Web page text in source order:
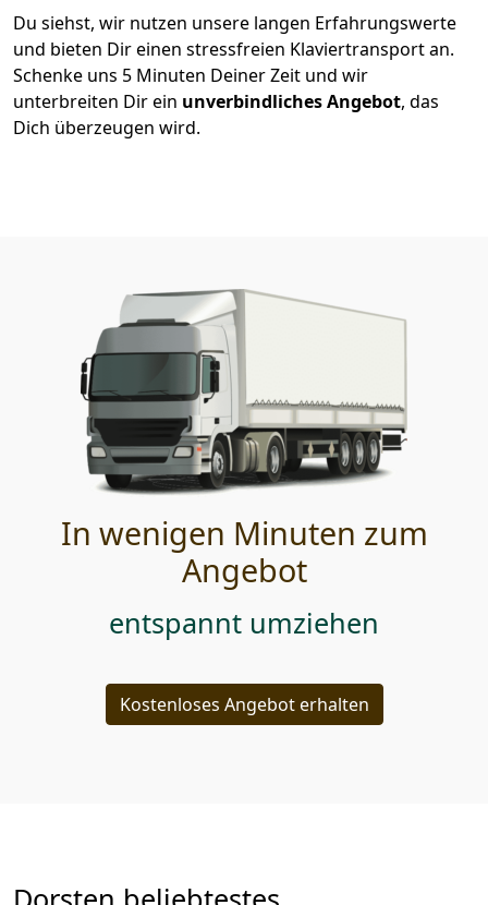
Du siehst, wir nutzen unsere langen Erfahrungswerte
und bieten Dir einen stressfreien Klaviertransport an.
Schenke uns 5 Minuten Deiner Zeit und wir
unterbreiten Dir ein unverbindliches Angebot, das
Dich überzeugen wird.
In wenigen Minuten zum
Angebot
entspannt umziehen
Kostenloses Angebot erhalten